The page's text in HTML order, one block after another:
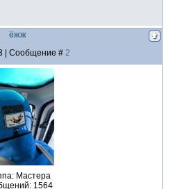
ёжж
| Сообщение # 2
Мастера
1564